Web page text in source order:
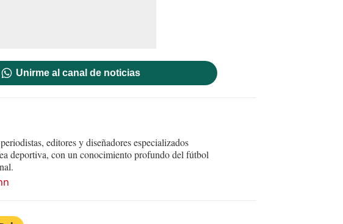
Unirme al canal de noticias
editores y diseñadores especializados
deportiva, con un conocimiento profundo del fútbol